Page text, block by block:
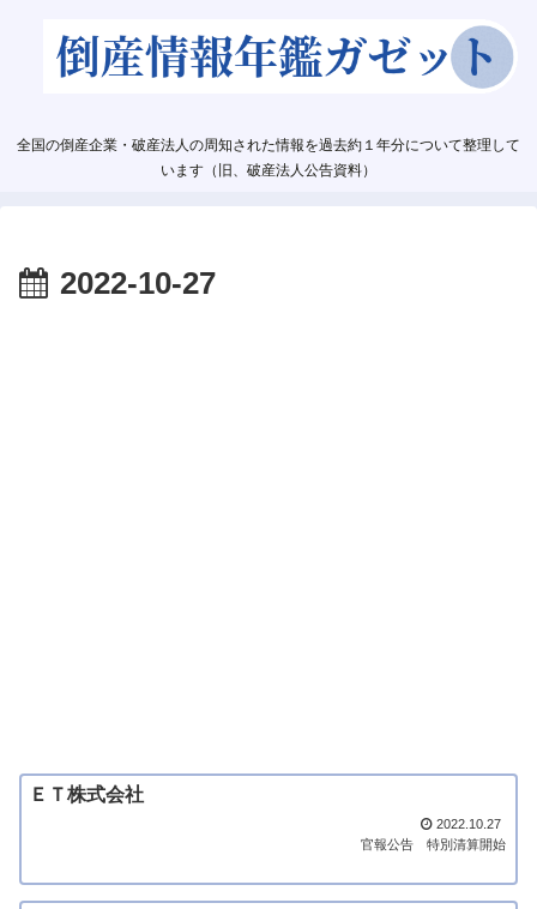
全国の倒産企業・破産法人の周知された情報を過去約１年分について整理して
います（旧、破産法人公告資料）
2022-10-27
ＥＴ株式会社
2022.10.27
官報公告
特別清算開始